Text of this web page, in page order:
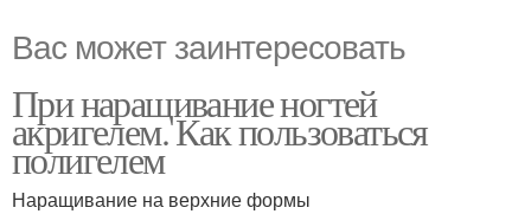
Вас может заинтересовать
При наращивание ногтей
акригелем. Как пользоваться
полигелем
Наращивание на верхние формы